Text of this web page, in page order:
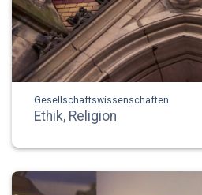
Gesellschaftswissenschaften
Ethik, Religion